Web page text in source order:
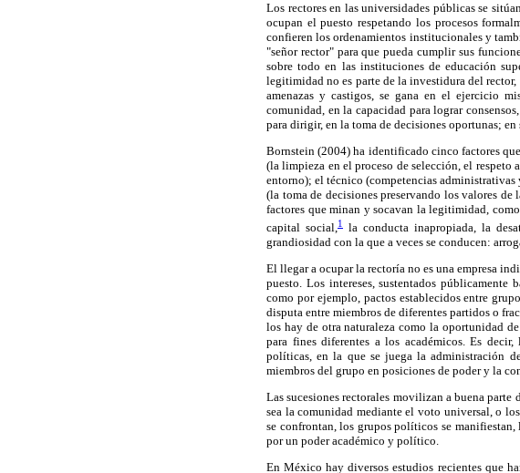
Los rectores en las universidades públicas se
ocupan el puesto respetando los procesos
confieren los ordenamientos institucionales y
"señor rector" para que pueda cumplir sus
sobre todo en las instituciones de educación
legitimidad no es parte de la investidura del
amenazas y castigos, se gana en el ejercicio
comunidad, en la capacidad para lograr
para dirigir, en la toma de decisiones oportunas;
Bornstein (2004) ha identificado cinco factores
(la limpieza en el proceso de selección, el
entorno); el técnico (competencias
(la toma de decisiones preservando los valores
factores que minan y socavan la legitimidad,
capital social, 1
la conducta inapropiada, la
grandiosidad con la que a veces se conducen:
El llegar a ocupar la rectoría no es una empresa
puesto. Los intereses, sustentados
como por ejemplo, pactos establecidos entre
disputa entre miembros de diferentes partidos o
los hay de otra naturaleza como la oportunidad
para fines diferentes a los académicos. Es
políticas, en la que se juega la administración
miembros del grupo en posiciones de poder y la
Las sucesiones rectorales movilizan a buena
sea la comunidad mediante el voto universal, o
se confrontan, los grupos políticos se
por un poder académico y político.
En México hay diversos estudios recientes que